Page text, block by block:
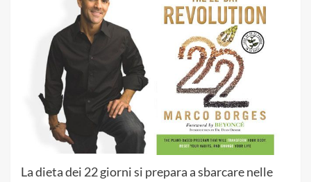
La dieta dei 22 giorni si prepara a sbarcare nelle